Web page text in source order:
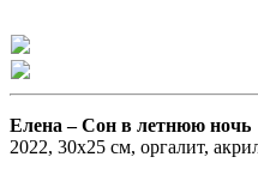
Елена –Сон в летнюю ночь
2022, 30х25 см, оргалит,